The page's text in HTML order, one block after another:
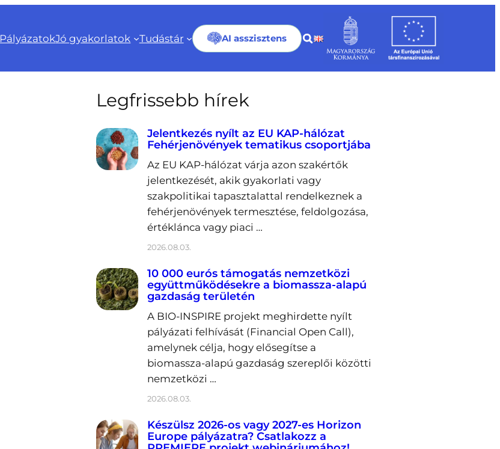
PályázatokJó gyakorlatok Tudástár AI asszisztens
Legfrissebb hírek
Jelentkezés nyílt az EU KAP-hálózat
Fehérjenövények tematikus csoportjába
Az EU KAP-hálózat várja azon szakértők
jelentkezését, akik gyakorlati vagy
szakpolitikai tapasztalattal rendelkeznek a
fehérjenövények termesztése, feldolgozása,
értéklánca vagy piaci …
2026.08.03.
10 000 eurós támogatás nemzetközi
együttműködésekre a biomassza-alapú
gazdaság területén
A BIO-INSPIRE projekt meghirdette nyílt
pályázati felhívását (Financial Open Call),
amelynek célja, hogy elősegítse a
biomassza-alapú gazdaság szereplői közötti
nemzetközi …
2026.08.03.
Készülsz 2026-os vagy 2027-es Horizon
Europe pályázatra? Csatlakozz a